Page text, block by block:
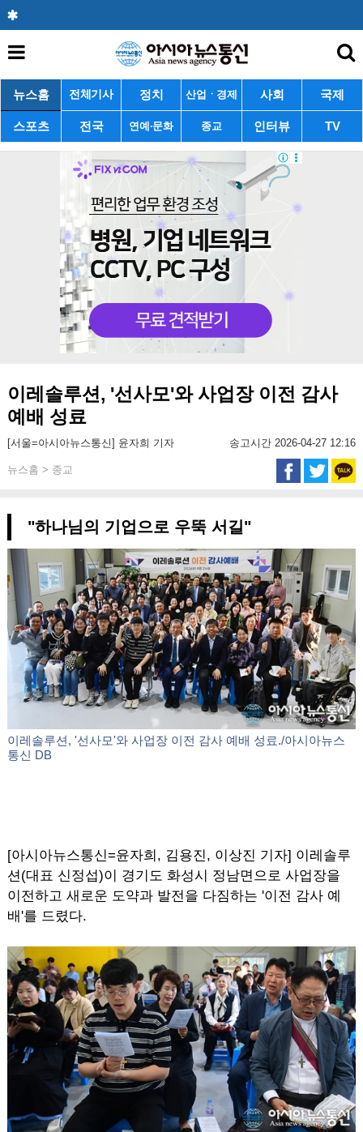
뉴스홈 전체기사 정치 산업ㆍ경제 사회 국제
스포츠 전국 연예·문화 종교 인터뷰 TV
이레솔루션, '선사모'와 사업장 이전 감사
예배 성료
[서울=아시아뉴스통신] 윤자희 기자 송고시간 2026-04-27 12:16
뉴스홈 > 종교
"하나님의 기업으로 우뚝 서길"
이레솔루션, '선사모'와 사업장 이전 감사 예배 성료./아시아뉴스
통신 DB
[아시아뉴스통신=윤자희, 김용진, 이상진 기자] 이레솔루
션(대표 신정섭)이 경기도 화성시 정남면으로 사업장을
이전하고 새로운 도약과 발전을 다짐하는 '이전 감사 예
배'를 드렸다.